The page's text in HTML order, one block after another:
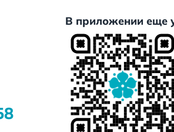
В приложении еще